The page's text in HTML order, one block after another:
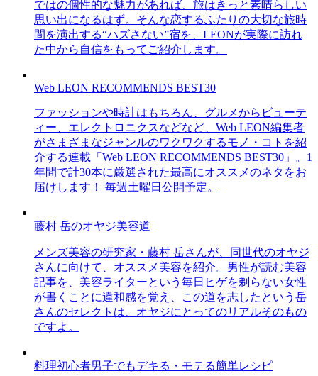
ではの個性的な魅力があれば、旅はきっと素晴らしい
思い出になるはず。そんな恋するふたりの大切な旅時
間を演出する“ハズさない”宿を、LEONが実際に訪れ
た中から自信をもってご紹介します。
Web LEON RECOMMENDS BEST30
ファッションや時計はもちろん、グルメからビューテ
ィー、エレクトロニクスなどなど、Web LEON編集者
がさまざまなジャンルのワクワクするモノ・コトを紹
介する連載「Web LEON RECOMMENDS BEST30」。1
年間で計30本に厳選された最高にオススメのネタをお
届けします！ 毎週土曜日公開予定。
藤村 岳のオヤジ美容道
メンズ美容の研究家・藤村 岳さんが、同世代のオヤジ
さんに向けて、オススメ美容を紹介。男性が読む美容
記事を、美容ライターという毎日ヒゲを剃らない女性
が書くことに違和感を覚え、この道を志したという岳
さんのセレクトは、オヤジにとってのリアルそのもの
ですよ。
料理初心者男子でもデキる・モテる簡単レシピ